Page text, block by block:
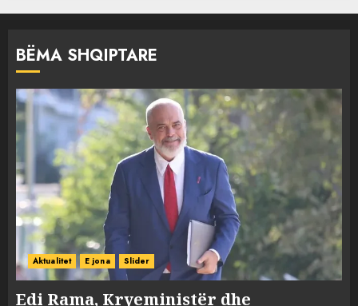
BËMA SHQIPTARE
Aktualitet E jona Slider
Edi Rama, Kryeministër dhe